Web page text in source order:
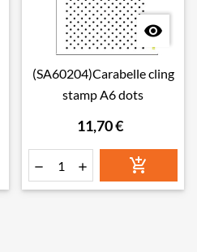

(SA60204)Carabelle cling
stamp A6 dots
11,70 €
  